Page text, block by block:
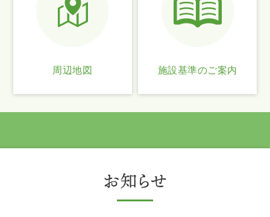
周辺地図 施設基準のご案内